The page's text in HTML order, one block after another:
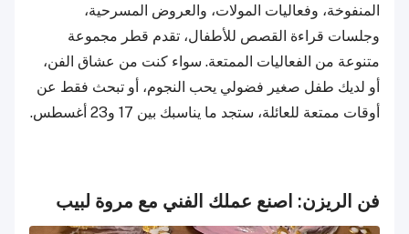
المنفوخة، وفعاليات المولات، والعروض المسرحية،
وجلسات قراءة القصص للأطفال، تقدم قطر مجموعة
متنوعة من الفعاليات الممتعة. سواء كنت من عشاق الفن،
أو لديك طفل صغير فضولي يحب النجوم، أو تبحث فقط عن
أوقات ممتعة للعائلة، ستجد ما يناسبك بين 17 و23 أغسطس.
فن الريزن: اصنع عملك الفني مع مروة لبيب